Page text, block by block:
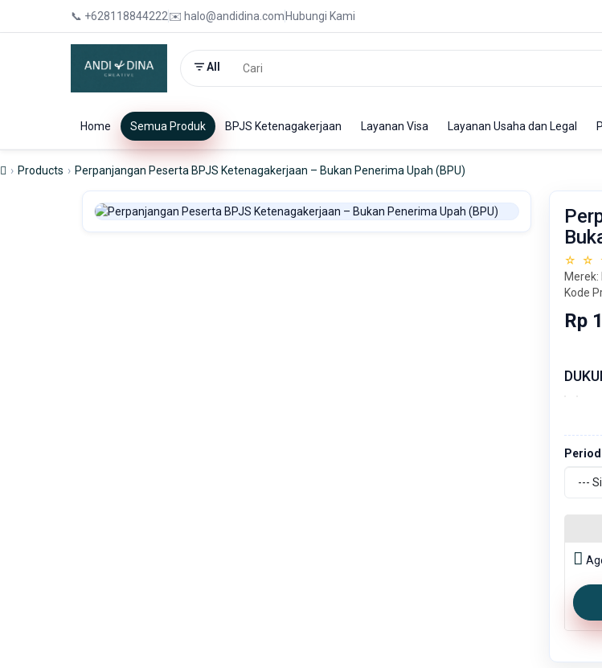
📞 +628118844222✉️ halo@andidina.com Hubungi Kami
All
Home Semua Produk BPJS Ketenagakerjaan Layanan Visa Layanan Usaha dan Legal
Products Perpanjangan Peserta BPJS Ketenagakerjaan – Bukan Penerima Upah (BPU)
☆ ☆
Merek:
Kode
Rp